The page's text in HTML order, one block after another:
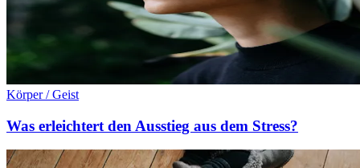
Körper / Geist
Was erleichtert den Ausstieg aus dem Stress?